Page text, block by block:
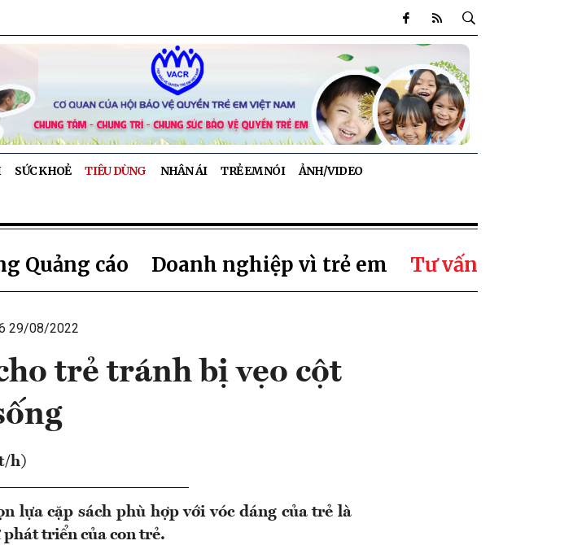
SỨC KHOẺ TIÊU DÙNG NHÂN ÁI TRẺ EM NÓI ẢNH/VIDEO
Quảng cáo Doanh nghiệp vì trẻ em Tư vấn
29/08/2022
trẻ tránh bị vẹo cột
h)
lựa cặp sách phù hợp với vóc dáng của trẻ là
triển của con trẻ.